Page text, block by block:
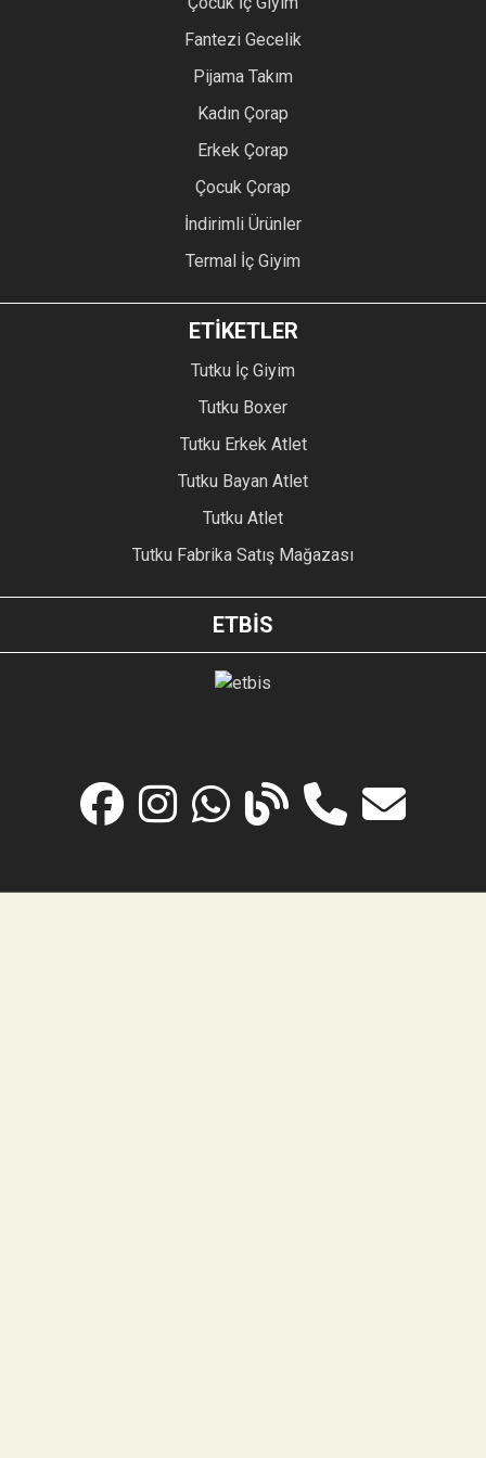
Fantezi Gecelik
Pijama Takım
Kadın Çorap
Erkek Çorap
Çocuk Çorap
İndirimli Ürünler
Termal İç Giyim
ETİKETLER
Tutku İç Giyim
Tutku Boxer
Tutku Erkek Atlet
Tutku Bayan Atlet
Tutku Atlet
Tutku Fabrika Satış Mağazası
ETBİS